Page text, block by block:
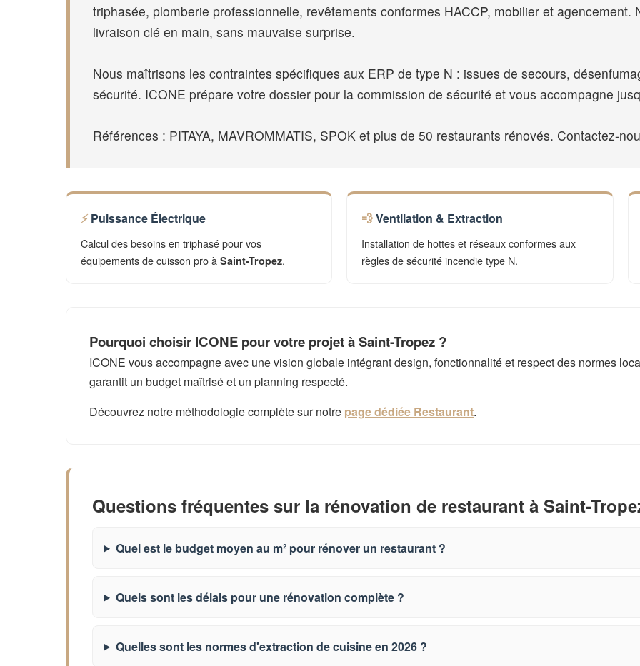
triphasée, plomberie professionnelle, revêtements conformes HACCP, mobilier et agencement.
livraison clé en main, sans mauvaise surprise.
Nous maîtrisons les contraintes spécifiques aux ERP de type N : issues de secours,
sécurité. ICONE prépare votre dossier pour la commission de sécurité et vous accompagne
Références : PITAYA, MAVROMMATIS, SPOK et plus de 50 restaurants rénovés. Contactez-
Puissance Électrique
Calcul des besoins en triphasé pour vos
équipements de cuisson pro à Saint-Tropez.
Ventilation & Extraction
Installation de hottes et réseaux conformes aux
règles de sécurité incendie type N.
Pourquoi choisir ICONE pour votre projet à Saint-Tropez ?
ICONE vous accompagne avec une vision globale intégrant design, fonctionnalité et respect des normes
garantit un budget maîtrisé et un planning respecté.
Découvrez notre méthodologie complète sur notre page dédiée Restaurant.
Questions fréquentes sur la rénovation de restaurant à Saint-
Quel est le budget moyen au m² pour rénover un restaurant ?
Quels sont les délais pour une rénovation complète ?
Quelles sont les normes d'extraction de cuisine en 2026 ?